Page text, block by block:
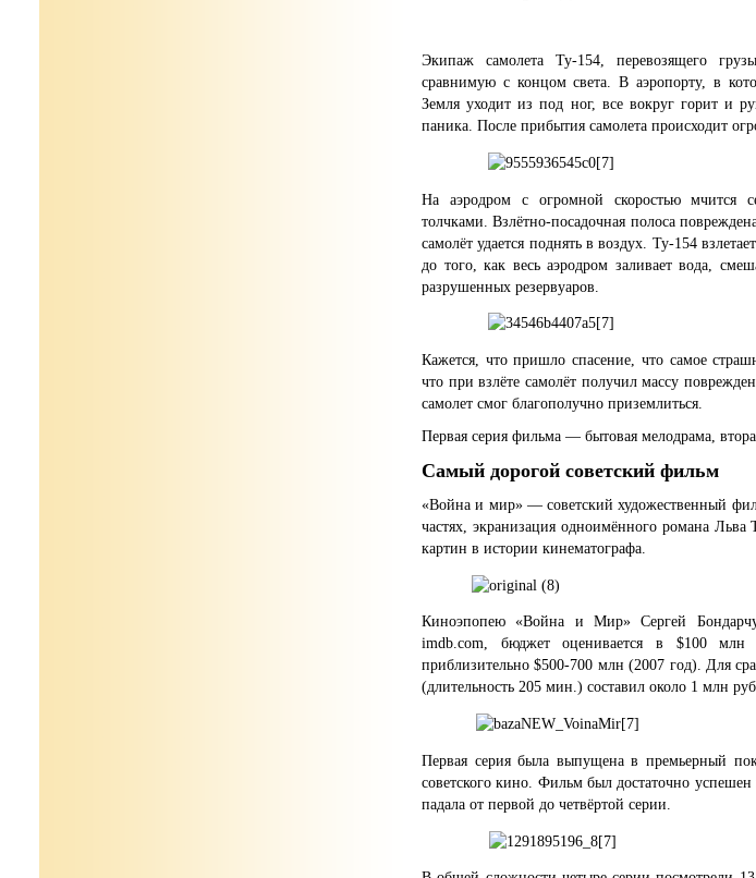
Экипаж самолета Ту-154, перевозящего
сравнимую с концом света. В аэропорту, в
Земля уходит из под ног, все вокруг горит и
паника. После прибытия самолета происходит
На аэродром с огромной скоростью мчится
толчками. Взлётно-посадочная полоса
самолёт удается поднять в воздух. Ту-154
до того, как весь аэродром заливает вода,
разрушенных резервуаров.
Кажется, что пришло спасение, что самое
что при взлёте самолёт получил массу
самолет смог благополучно приземлиться.
Первая серия фильма — бытовая мелодрама,
Самый дорогой советский фильм
«Война и мир» — советский художественный
частях, экранизация одноимённого романа
картин в истории кинематографа.
Киноэпопею «Война и Мир» Сергей
imdb.com, бюджет оценивается в $100 млн
приблизительно $500-700 млн (2007 год). Для
(длительность 205 мин.) составил около 1 млн
Первая серия была выпущена в премьерный
советского кино. Фильм был достаточно
падала от первой до четвёртой серии.